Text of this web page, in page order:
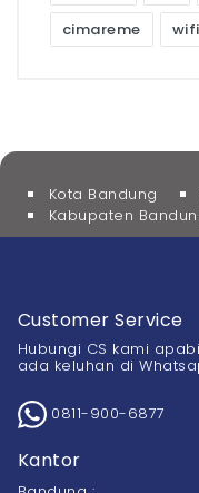
cimareme
wifi
Kota Bandung
Kabupaten
Customer Service
Hubungi CS kami
ada keluhan di
0811-900-6877
Kantor